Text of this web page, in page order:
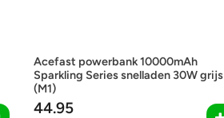
Acefast powerbank 10000mAh
Sparkling Series snelladen 30W grijs
(M1)
44.95